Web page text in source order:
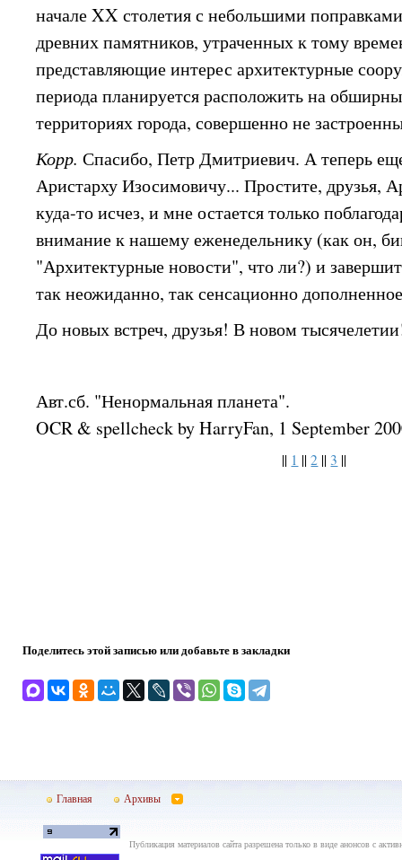
начале XX столетия с небольшими
древних памятников, утраченных к тому
представляющие интерес архитектурные
периода планируется расположить на
территориях города, совершенно не
Корр. Спасибо, Петр Дмитриевич. А теперь
Аристарху Изосимовичу... Простите, друзья,
куда-то исчез, и мне остается только
внимание к нашему еженедельнику (как он,
"Архитектурные новости", что ли?) и
так неожиданно, так сенсационно
До новых встреч, друзья! В новом
Авт.сб. "Ненормальная планета".
OCR & spellcheck by HarryFan, 1 September
|| 1 ||2 ||3 ||
Поделитесь этой записью или добавьте в закладки
Главная Архивы
Публикация материалов сайта разрешена только в виде анонсов с